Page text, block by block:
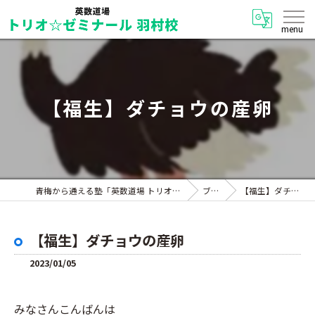
【福生】ダチョウの産卵
青梅から通える塾「英数道場 トリオ☆ゼミナール 羽村校」 ブログ 【福生】ダチョウの産卵
【福生】ダチョウの産卵
2023/01/05
みなさんこんばんは